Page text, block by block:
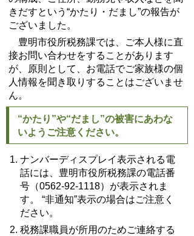
きだすという“かたり・だまし”の報告が
ございました。
豊明市役所税務課では、ご本人様に直
接お問い合わせをすることがあります
が、原則として、お電話でご家族様の個
人情報を聞き取りすることはございませ
ん。
“かたり”や“だまし”の被害にあわな
いようご注意ください。
ナンバーディスプレイ表示される電
話には、豊明市役所税務課の電話番
号（0562-92-1118）が表示されま
す。 “非通知”表示の場合はご注意く
ださい。
税務課職員が所用のためご連絡する